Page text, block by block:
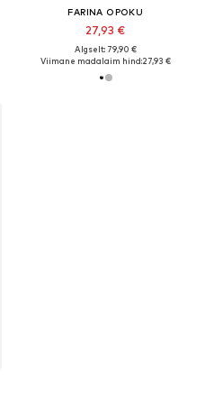
FARINA OPOKU
27,93 €
Algselt: 79,90 €
Viimane madalaim hind:27,93 €